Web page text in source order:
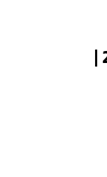
טכנופיאודליזם 2026 |